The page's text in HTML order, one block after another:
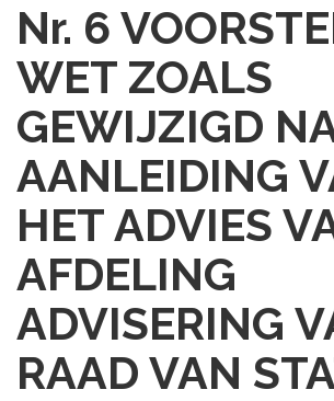
Nr. 6
WET ZOALS
GEWIJZIGD
AANLEIDING
HET ADVIES
AFDELING
ADVISERING
RAAD VAN